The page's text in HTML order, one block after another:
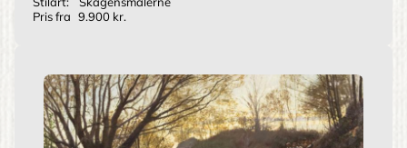
Pris fra 9.900 kr.